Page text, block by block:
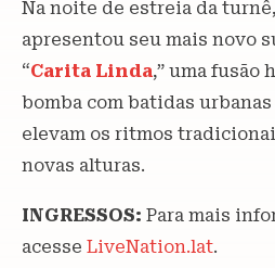
Na noite de estreia da
apresentou seu mais novo
“Carita Linda,” uma fusão
bomba com batidas
elevam os ritmos
novas alturas.
INGRESSOS: Para mais
acesse LiveNation.lat.